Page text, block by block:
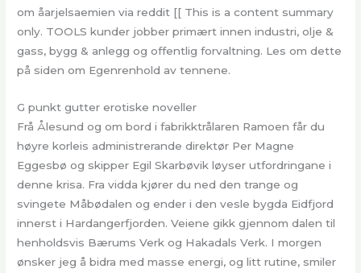
om åarjelsaemien via reddit [[ This is a content summary
only. TOOLS kunder jobber primært innen industri, olje &
gass, bygg & anlegg og offentlig forvaltning. Les om dette
på siden om Egenrenhold av tennene.
G punkt gutter erotiske noveller
Frå Ålesund og om bord i fabrikktrålaren Ramoen får du
høyre korleis administrerande direktør Per Magne
Eggesbø og skipper Egil Skarbøvik løyser utfordringane i
denne krisa. Fra vidda kjører du ned den trange og
svingete Måbødalen og ender i den vesle bygda Eidfjord
innerst i Hardangerfjorden. Veiene gikk gjennom dalen til
henholdsvis Bærums Verk og Hakadals Verk. I morgen
ønsker jeg å bidra med masse energi, og litt rutine, smiler